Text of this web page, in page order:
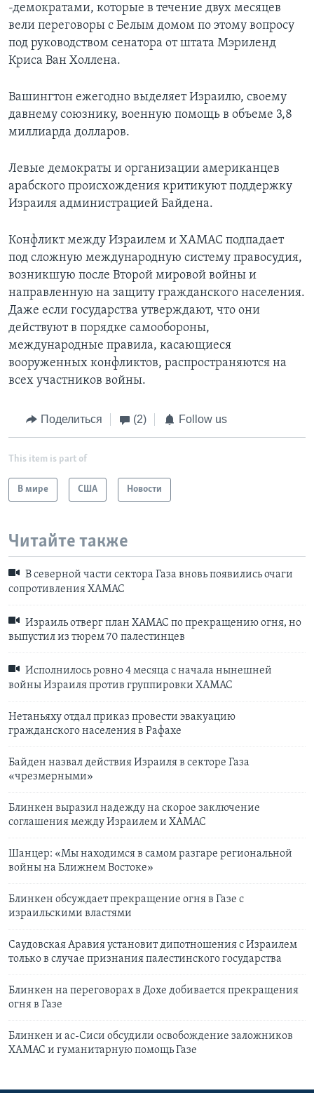
-демократами, которые в течение двух месяцев
вели переговоры с Белым домом по этому вопросу
под руководством сенатора от штата Мэриленд
Криса Ван Холлена.
Вашингтон ежегодно выделяет Израилю, своему
давнему союзнику, военную помощь в объеме 3,8
миллиарда долларов.
Левые демократы и организации американцев
арабского происхождения критикуют поддержку
Израиля администрацией Байдена.
Конфликт между Израилем и ХАМАС подпадает
под сложную международную систему правосудия,
возникшую после Второй мировой войны и
направленную на защиту гражданского населения.
Даже если государства утверждают, что они
действуют в порядке самообороны,
международные правила, касающиеся
вооруженных конфликтов, распространяются на
всех участников войны.
Поделиться (2) Follow us
This item is part of
В мире США Новости
Читайте также
В северной части сектора Газа вновь появились очаги
сопротивления ХАМАС
Израиль отверг план ХАМАС по прекращению огня, но
выпустил из тюрем 70 палестинцев
Исполнилось ровно 4 месяца с начала нынешней
войны Израиля против группировки ХАМАС
Нетаньяху отдал приказ провести эвакуацию
гражданского населения в Рафахе
Байден назвал действия Израиля в секторе Газа
«чрезмерными»
Блинкен выразил надежду на скорое заключение
соглашения между Израилем и ХАМАС
Шанцер: «Мы находимся в самом разгаре региональной
войны на Ближнем Востоке»
Блинкен обсуждает прекращение огня в Газе с
израильскими властями
Саудовская Аравия установит дипотношения с Израилем
только в случае признания палестинского государства
Блинкен на переговорах в Дохе добивается прекращения
огня в Газе
Блинкен и ас-Сиси обсудили освобождение заложников
ХАМАС и гуманитарную помощь Газе